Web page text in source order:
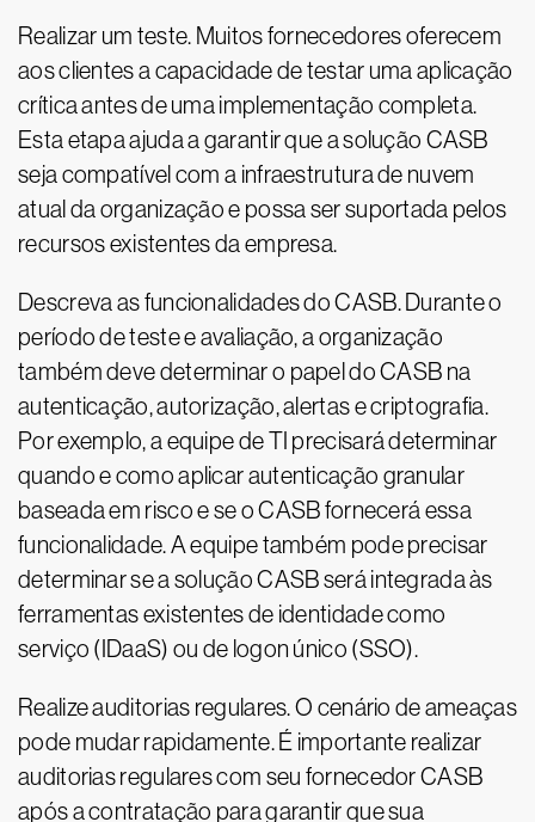
Realizar um teste. Muitos fornecedores oferecem
aos clientes a capacidade de testar uma aplicação
crítica antes de uma implementação completa.
Esta etapa ajuda a garantir que a solução CASB
seja compatível com a infraestrutura de nuvem
atual da organização e possa ser suportada pelos
recursos existentes da empresa.
Descreva as funcionalidades do CASB. Durante o
período de teste e avaliação, a organização
também deve determinar o papel do CASB na
autenticação, autorização, alertas e criptografia.
Por exemplo, a equipe de TI precisará determinar
quando e como aplicar autenticação granular
baseada em risco e se o CASB fornecerá essa
funcionalidade. A equipe também pode precisar
determinar se a solução CASB será integrada às
ferramentas existentes de identidade como
serviço (IDaaS) ou de logon único (SSO).
Realize auditorias regulares. O cenário de ameaças
pode mudar rapidamente. É importante realizar
auditorias regulares com seu fornecedor CASB
após a contratação para garantir que sua